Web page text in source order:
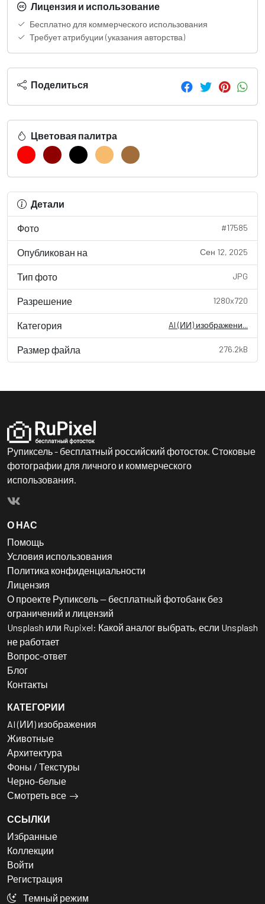
Лицензия и использование
Бесплатно для коммерческого использования
Требует атрибуции (указания авторства)
Поделиться
Цветовая палитра
Детали
Фото #17585
Опубликован на Сен 12, 2025
Тип фото JPG
Разрешение 1280x720
Категория AI (ИИ) изображени...
Размер файла 276.2kB
Рупиксель - бесплатный российский фотосток. Стоковые
фотографии для личного и коммерческого
использования.
О НАС
Помощь
Условия использования
Политика конфиденциальности
Лицензия
О проекте Рупиксель — бесплатный фотобанк без
ограничений и лицензий
Unsplash или Rupixel: Какой аналог выбрать, если Unsplash
не работает
Вопрос-ответ
Блог
Контакты
КАТЕГОРИИ
AI (ИИ) изображения
Животные
Архитектура
Фоны / Текстуры
Черно-белые
Смотреть все
ССЫЛКИ
Избранные
Коллекции
Войти
Регистрация
Темный режим